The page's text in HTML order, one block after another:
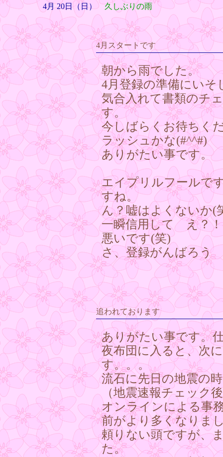
4月 20日（日）
久しぶりの雨
4月スタートです
朝から雨でした。
4月登録の準備にい
気合入れて書類のチ
す。
今しばらくお待ちく
ラッシュかな(#^^#)
ありがたい事です。
エイプリルフールで
すね。
ん？嘘はよくないか(
一瞬信用して え？
悪いです(笑)
さ、登録がんばろう
追われております
ありがたい事です。
夜布団に入ると、次
す。。。
流石に先日の地震の
（地震速報チェック
オンラインによる事
前がより多くなりま
頼りない頭ですが、
た。